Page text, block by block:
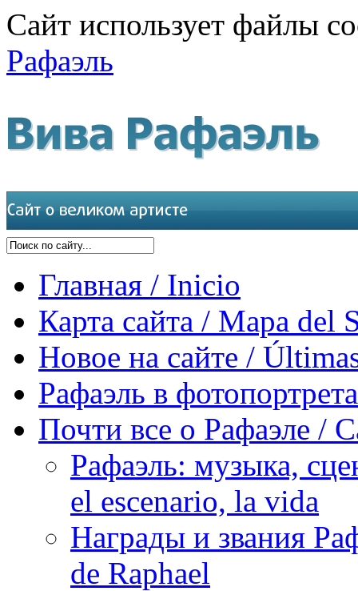
Сайт использует файлы
Рафаэль
Главная / Inicio
Карта сайта / Mapa del
Новое на сайте /
Рафаэль в
Почти все о Рафаэле /
Рафаэль: музыка,
el escenario, la vida
Награды и звания
de Raphael